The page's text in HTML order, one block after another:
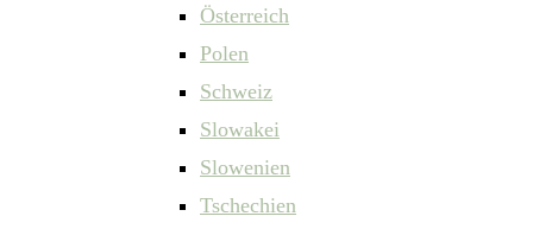
Österreich
Polen
Schweiz
Slowakei
Slowenien
Tschechien